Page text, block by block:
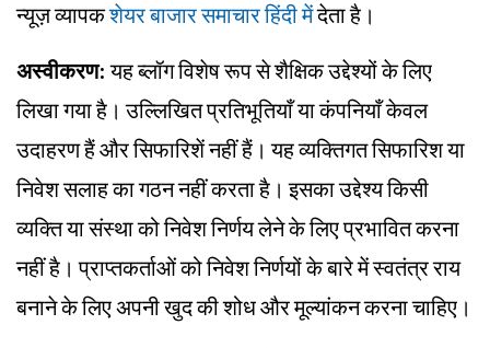
न्यूज़ व्यापकशेयर बाजार समाचार हिंदी मेंदेता है।
अस्वीकरण: यह ब्लॉग विशेष रूप से शैक्षिक उद्देश्यों के लिए
लिखा गया है। उल्लिखित प्रतिभूतियाँ या कंपनियाँ केवल
उदाहरण हैं और सिफारिशें नहीं हैं। यह व्यक्तिगत सिफारिश या
निवेश सलाह का गठन नहीं करता है। इसका उद्देश्य किसी
व्यक्ति या संस्था को निवेश निर्णय लेने के लिए प्रभावित करना
नहीं है। प्राप्तकर्ताओं को निवेश निर्णयों के बारे में स्वतंत्र राय
बनाने के लिए अपनी खुद की शोध और मूल्यांकन करना चाहिए।